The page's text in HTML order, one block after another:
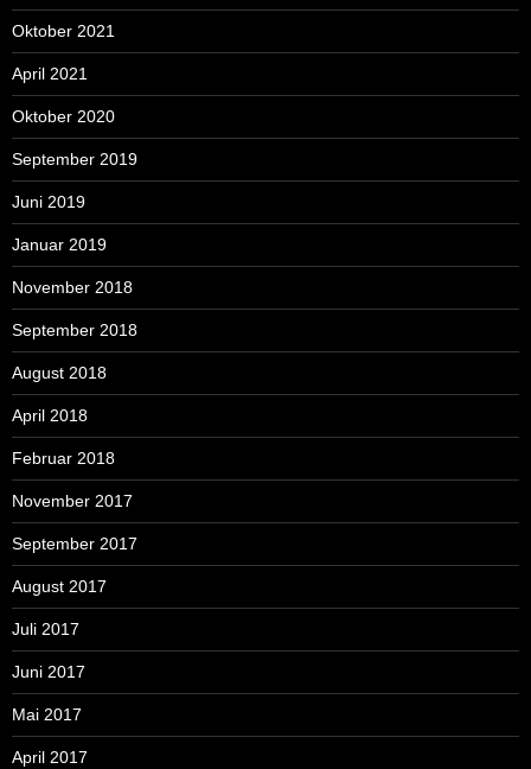
Oktober 2021
April 2021
Oktober 2020
September 2019
Juni 2019
Januar 2019
November 2018
September 2018
August 2018
April 2018
Februar 2018
November 2017
September 2017
August 2017
Juli 2017
Juni 2017
Mai 2017
April 2017